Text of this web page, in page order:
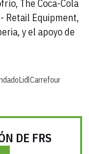
The Coca-Cola
Retail Equipment,
y el apoyo de
LidlCarrefour
DE FRS